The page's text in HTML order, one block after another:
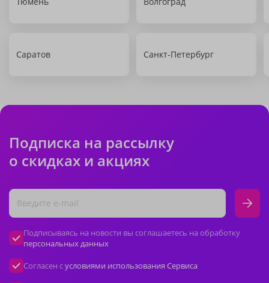
Саратов Санкт-Петербург
Подписка на рассылку
о скидках и акциях
Подписываясь на новости вы соглашаетесь на обработку
персональных данных
Согласен сусловиями использования Сервиса